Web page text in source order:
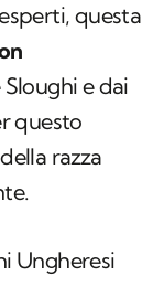
questa
e dai
questo
razza
Ungheresi